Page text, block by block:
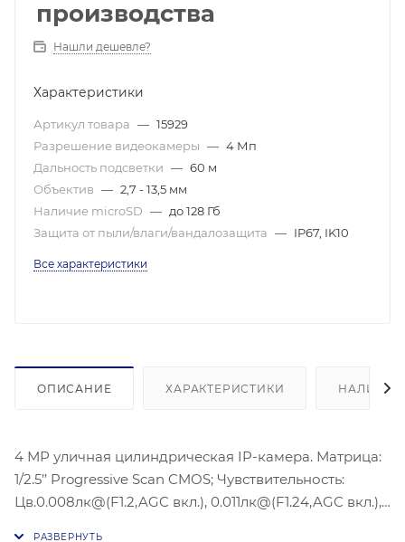
производства
Нашли дешевле?
Характеристики
Артикул товара — 15929
Разрешение видеокамеры — 4 Мп
Дальность подсветки — 60 м
Объектив — 2,7 - 13,5 мм
Наличие microSD — до 128 Гб
Защита от пыли/влаги/вандалозащита — IP67, IK10
Все характеристики
ОПИСАНИЕ ХАРАКТЕРИСТИКИ НАЛИЧИЕ
4 МР уличная цилиндрическая IP-камера. Матрица:
1/2.5’’ Progressive Scan CMOS; Чувствительность:
Цв.0.008лк@(F1.2,AGC вкл.), 0.011лк@(F1.24,AGC вкл.),